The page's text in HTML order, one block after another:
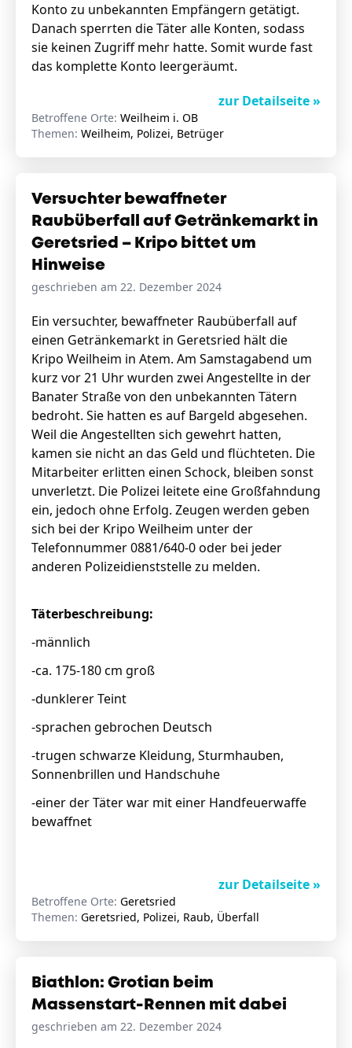
Konto zu unbekannten Empfängern getätigt.
Danach sperrten die Täter alle Konten, sodass
sie keinen Zugriff mehr hatte. Somit wurde fast
das komplette Konto leergeräumt.
zur Detailseite »
Betroffene Orte: Weilheim i. OB
Themen: Weilheim, Polizei, Betrüger
Versuchter bewaffneter
Raubüberfall auf Getränkemarkt in
Geretsried – Kripo bittet um
Hinweise
geschrieben am 22. Dezember 2024
Ein versuchter, bewaffneter Raubüberfall auf
einen Getränkemarkt in Geretsried hält die
Kripo Weilheim in Atem. Am Samstagabend um
kurz vor 21 Uhr wurden zwei Angestellte in der
Banater Straße von den unbekannten Tätern
bedroht. Sie hatten es auf Bargeld abgesehen.
Weil die Angestellten sich gewehrt hatten,
kamen sie nicht an das Geld und flüchteten. Die
Mitarbeiter erlitten einen Schock, bleiben sonst
unverletzt. Die Polizei leitete eine Großfahndung
ein, jedoch ohne Erfolg. Zeugen werden geben
sich bei der Kripo Weilheim unter der
Telefonnummer 0881/640-0 oder bei jeder
anderen Polizeidienststelle zu melden.
Täterbeschreibung:
-männlich
-ca. 175-180 cm groß
-dunklerer Teint
-sprachen gebrochen Deutsch
-trugen schwarze Kleidung, Sturmhauben,
Sonnenbrillen und Handschuhe
-einer der Täter war mit einer Handfeuerwaffe
bewaffnet
zur Detailseite »
Betroffene Orte: Geretsried
Themen: Geretsried, Polizei, Raub, Überfall
Biathlon: Grotian beim
Massenstart-Rennen mit dabei
geschrieben am 22. Dezember 2024